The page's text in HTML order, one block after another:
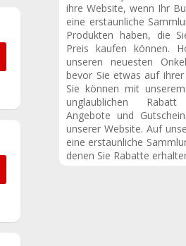
ihre Website, wenn Ihr
eine erstaunliche
Produkten haben, die
Preis kaufen können.
unseren neuesten
bevor Sie etwas auf
Sie können mit
unglaublichen
Angebote und
unserer Website. Auf
eine erstaunliche
denen Sie Rabatte